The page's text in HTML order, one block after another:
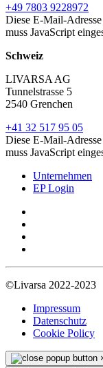
+49 7803 9228972
Diese E-Mail-
muss JavaScript
Schweiz
LIVARSA AG
Tunnelstrasse 5
2540 Grenchen
+41 32 517 95 05
Diese E-Mail-
muss JavaScript
Unternehmen
EP Login
©Livarsa 2022-2023
Impressum
Datenschutz
Cookie Policy